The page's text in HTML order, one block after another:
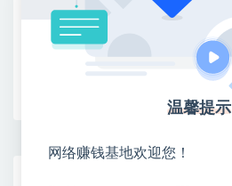
限时活动：注册新用户赠送VIP
温馨提示
网络赚钱基地欢迎您！